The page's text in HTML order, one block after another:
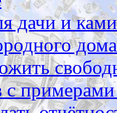
дачи и
дома
с